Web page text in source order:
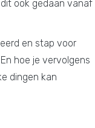
ook gedaan vanaf
en stap voor
hoe je vervolgens
dingen kan